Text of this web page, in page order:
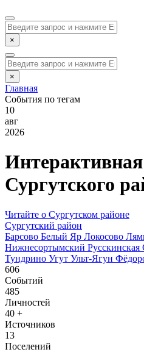
×
×
Главная
События по тегам
10
авг
2026
Сургутского
Читайте о Сургутском районе
Сургутский район
Барсово Белый Яр Локосово
Нижнесортымский Русскинская
Тундрино Угут Ульт-Ягун
606
Событий
485
Личностей
40 +
Источников
13
Поселений